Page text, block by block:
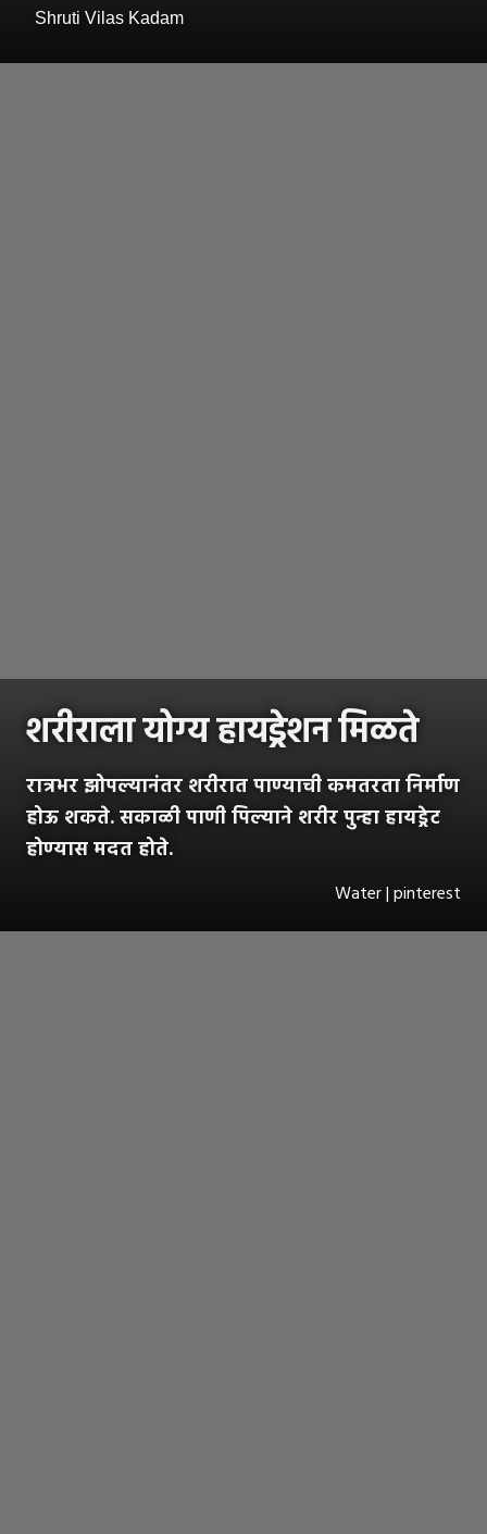
Shruti Vilas Kadam
शरीराला योग्य हायड्रेशन मिळते
रात्रभर झोपल्यानंतर शरीरात पाण्याची कमतरता निर्माण
होऊ शकते. सकाळी पाणी पिल्याने शरीर पुन्हा हायड्रेट
होण्यास मदत होते.
Water | pinterest